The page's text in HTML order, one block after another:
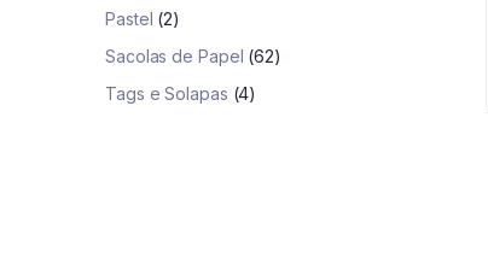
Pastel (2)
Sacolas de Papel (62)
Tags e Solapas (4)